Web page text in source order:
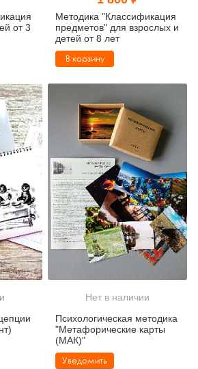
панические атаки
гипноз и НЛП
эргономика психология
от 3
Методика "Классификация
предметов" для взрослых и
детей от 8 лет
В корзину
Нет в наличии
Психологическая методика
"Метафорические карты
(МАК)"
Уведомить